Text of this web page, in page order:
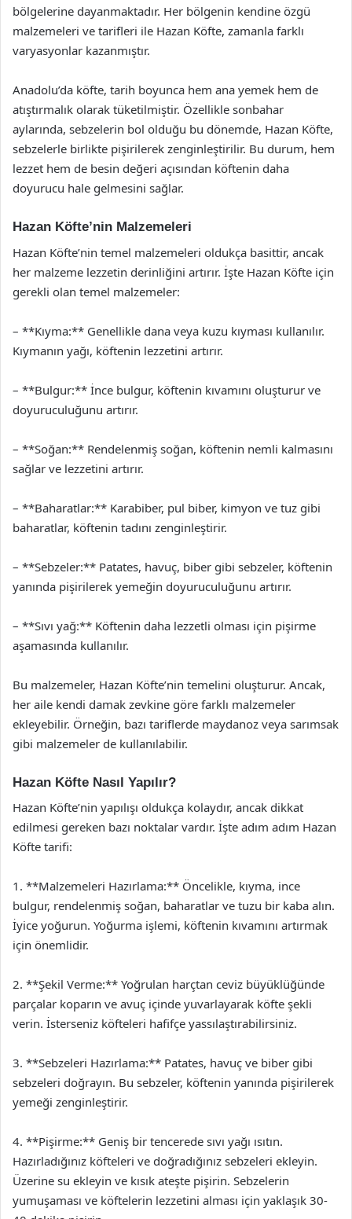
bölgelerine dayanmaktadır. Her bölgenin kendine özgü
malzemeleri ve tarifleri ile Hazan Köfte, zamanla farklı
varyasyonlar kazanmıştır.
Anadolu’da köfte, tarih boyunca hem ana yemek hem de
atıştırmalık olarak tüketilmiştir. Özellikle sonbahar
aylarında, sebzelerin bol olduğu bu dönemde, Hazan Köfte,
sebzelerle birlikte pişirilerek zenginleştirilir. Bu durum, hem
lezzet hem de besin değeri açısından köftenin daha
doyurucu hale gelmesini sağlar.
Hazan Köfte’nin Malzemeleri
Hazan Köfte’nin temel malzemeleri oldukça basittir, ancak
her malzeme lezzetin derinliğini artırır. İşte Hazan Köfte için
gerekli olan temel malzemeler:
– **Kıyma:** Genellikle dana veya kuzu kıyması kullanılır.
Kıymanın yağı, köftenin lezzetini artırır.
– **Bulgur:** İnce bulgur, köftenin kıvamını oluşturur ve
doyuruculuğunu artırır.
– **Soğan:** Rendelenmiş soğan, köftenin nemli kalmasını
sağlar ve lezzetini artırır.
– **Baharatlar:** Karabiber, pul biber, kimyon ve tuz gibi
baharatlar, köftenin tadını zenginleştirir.
– **Sebzeler:** Patates, havuç, biber gibi sebzeler, köftenin
yanında pişirilerek yemeğin doyuruculuğunu artırır.
– **Sıvı yağ:** Köftenin daha lezzetli olması için pişirme
aşamasında kullanılır.
Bu malzemeler, Hazan Köfte’nin temelini oluşturur. Ancak,
her aile kendi damak zevkine göre farklı malzemeler
ekleyebilir. Örneğin, bazı tariflerde maydanoz veya sarımsak
gibi malzemeler de kullanılabilir.
Hazan Köfte Nasıl Yapılır?
Hazan Köfte’nin yapılışı oldukça kolaydır, ancak dikkat
edilmesi gereken bazı noktalar vardır. İşte adım adım Hazan
Köfte tarifi:
1. **Malzemeleri Hazırlama:** Öncelikle, kıyma, ince
bulgur, rendelenmiş soğan, baharatlar ve tuzu bir kaba alın.
İyice yoğurun. Yoğurma işlemi, köftenin kıvamını artırmak
için önemlidir.
2. **Şekil Verme:** Yoğrulan harçtan ceviz büyüklüğünde
parçalar koparın ve avuç içinde yuvarlayarak köfte şekli
verin. İsterseniz köfteleri hafifçe yassılaştırabilirsiniz.
3. **Sebzeleri Hazırlama:** Patates, havuç ve biber gibi
sebzeleri doğrayın. Bu sebzeler, köftenin yanında pişirilerek
yemeği zenginleştirir.
4. **Pişirme:** Geniş bir tencerede sıvı yağı ısıtın.
Hazırladığınız köfteleri ve doğradığınız sebzeleri ekleyin.
Üzerine su ekleyin ve kısık ateşte pişirin. Sebzelerin
yumuşaması ve köftelerin lezzetini alması için yaklaşık 30-